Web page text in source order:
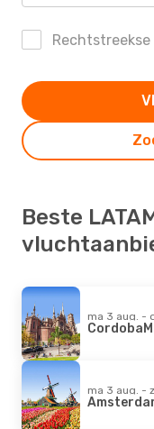
Beste
ma 3 aug. -
Cordoba
ma 3 aug. -